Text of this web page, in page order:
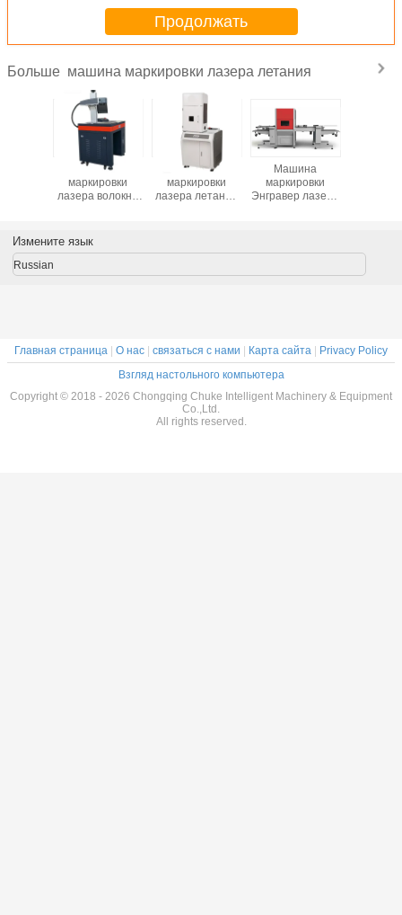
Продолжать
Больше машина маркировки лазера летания
Машина
маркировки
лазера волокна
портативная для
металла
Машина
маркировки
лазера летания
Машина
маркировки
Энгравер лазера
мини на меди на
лазера
Измените язык
Russian
Главная страница О нас связаться с нами Карта сайта
Privacy Policy
Взгляд настольного компьютера
Copyright © 2018 - 2026 Chongqing Chuke Intelligent Machinery & Equipment
Co.,Ltd.
All rights reserved.